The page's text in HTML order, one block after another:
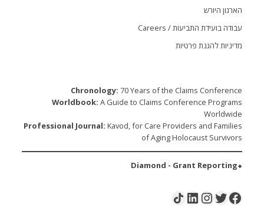
הארגון היורש
עבודה בועידת התביעות / Careers
מדיניות להגנת פרטיות
Chronology: 70 Years of the Claims Conference
Worldbook: A Guide to Claims Conference Programs
Worldwide
Professional Journal: Kavod, for Care Providers and Families
of Aging Holocaust Survivors
⬥Diamond - Grant Reporting
Facebook
Twitter
Instagram
LinkedIn
Share Icon